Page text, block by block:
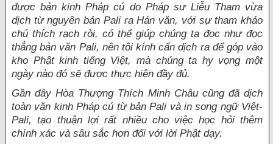
được bản kinh Pháp cú do Pháp sư Liễu Tham vừa
dịch từ nguyên bản Pali ra Hán văn, với sự tham khảo
chú thích rạch ròi, có thể giúp chúng ta đọc như đọc
thẳng bản văn Pali, nên tôi kính cẩn dịch ra để góp vào
kho Phật kinh tiếng Việt, mà chúng ta hy vọng một
ngày nào đó sẽ được thực hiện đầy đủ.
Gần đây Hòa Thượng Thích Minh Châu cũng đã dịch
toàn văn kinh Pháp cú từ bản Pali và in song ngữ Việt-
Pali, tạo thuận lợi rất nhiều cho việc học hỏi thêm
chính xác và sâu sắc hơn đối với lời Phật dạy.